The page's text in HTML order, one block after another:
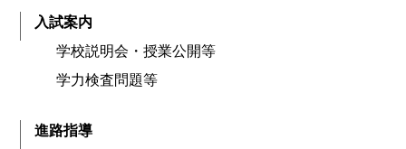
入試案内
学校説明会・授業公開等
学力検査問題等
進路指導